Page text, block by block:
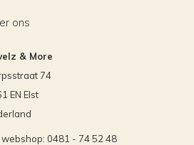
ons
& More
74
EN Elst
webshop: 0481 - 74 52 48